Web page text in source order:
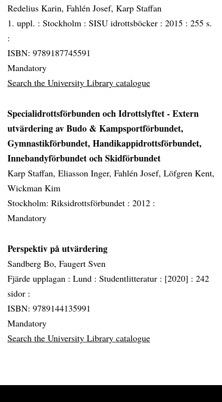
Redelius Karin, Fahlén Josef, Karp Staffan
1. uppl. : Stockholm : SISU idrottsböcker : 2015 : 255 s.
:
ISBN: 9789187745591
Mandatory
Search the University Library catalogue
Specialidrottsförbunden och Idrottslyftet - Extern
utvärdering av Budo & Kampsportförbundet,
Gymnastikförbundet, Handikappidrottsförbundet,
Innebandyförbundet och Skidförbundet
Karp Staffan, Eliasson Inger, Fahlén Josef, Löfgren Kent,
Wickman Kim
Stockholm: Riksidrottsförbundet : 2012 :
Mandatory
Perspektiv på utvärdering
Sandberg Bo, Faugert Sven
Fjärde upplagan : Lund : Studentlitteratur : [2020] : 242
sidor :
ISBN: 9789144135991
Mandatory
Search the University Library catalogue